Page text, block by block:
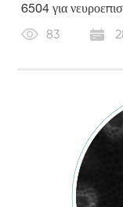
6504 για
83